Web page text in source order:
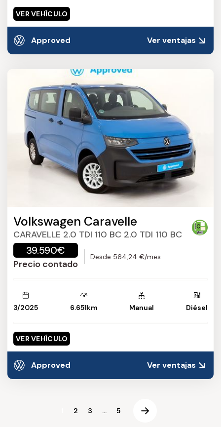
VER VEHÍCULO
Approved Ver ventajas
Volkswagen Caravelle
CARAVELLE 2.0 TDI 110 BC 2.0 TDI 110 BC
39.590€
Precio contado
Desde 564,24 €/mes
3/2025 6.651km Manual Diésel
VER VEHÍCULO
Approved Ver ventajas
2 3 ... 5